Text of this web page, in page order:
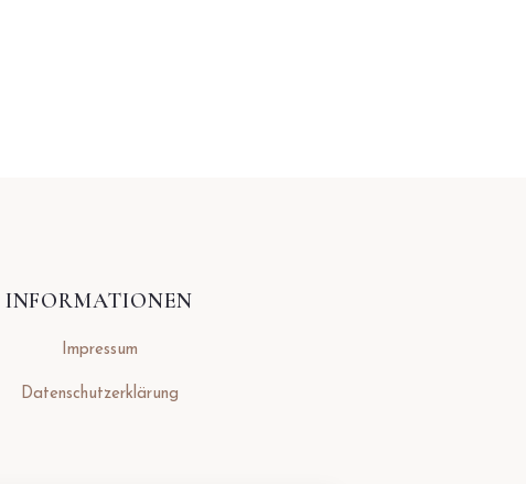
INFORMATIONEN
Impressum
Datenschutzerklärung